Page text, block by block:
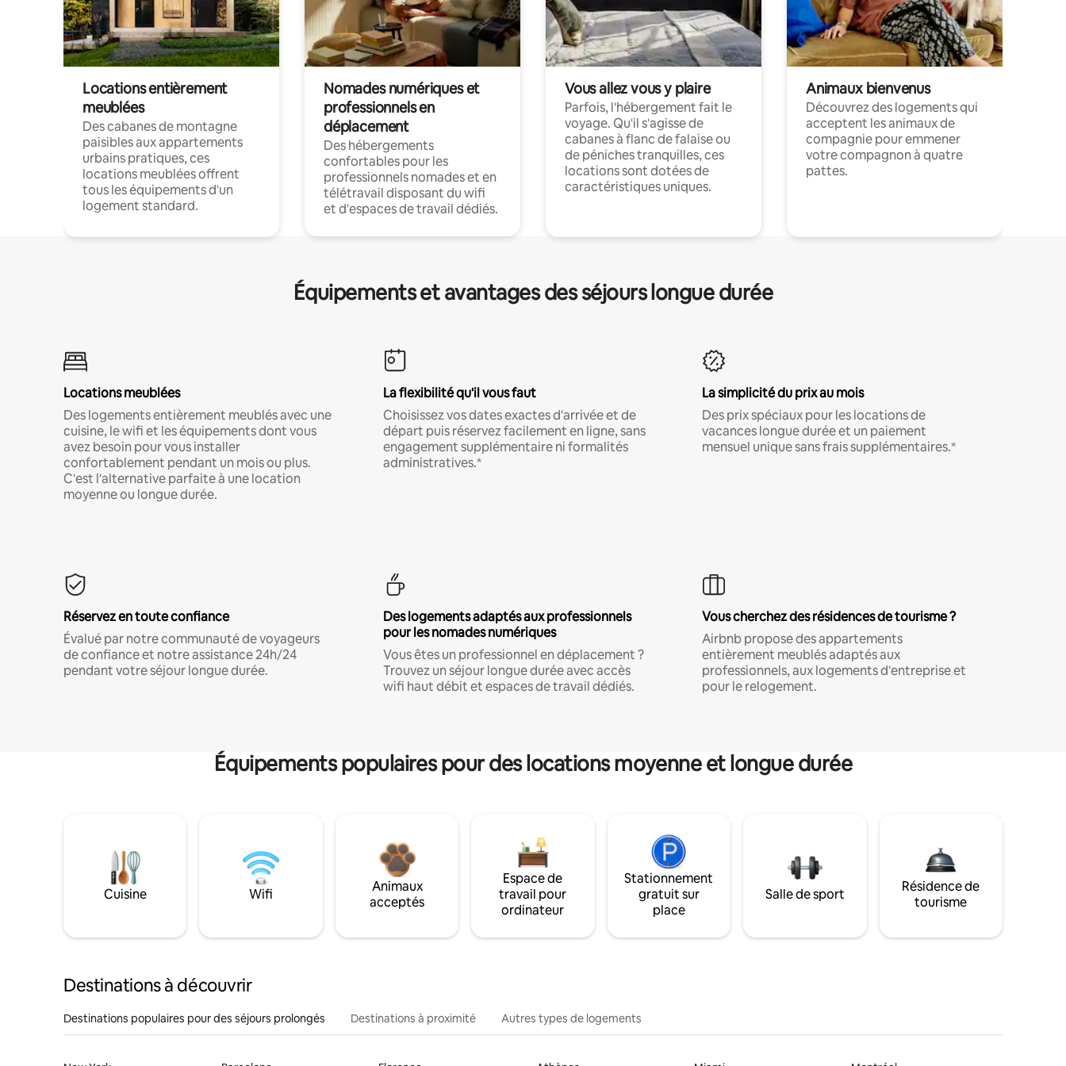
Locations entièrement
meublées
Des cabanes de montagne
paisibles aux appartements
urbains pratiques, ces
locations meublées offrent
tous les équipements d'un
logement standard.
Nomades numériques et
professionnels en
déplacement
Des hébergements
confortables pour les
professionnels nomades et en
télétravail disposant du wifi
et d'espaces de travail dédiés.
Vous allez vous y plaire
Parfois, l'hébergement fait le
voyage. Qu'il s'agisse de
cabanes à flanc de falaise ou
de péniches tranquilles, ces
locations sont dotées de
caractéristiques uniques.
Animaux bienvenus
Découvrez des logements qui
acceptent les animaux de
compagnie pour emmener
votre compagnon à quatre
pattes.
Équipements et avantages des séjours longue durée
Locations meublées
Des logements entièrement meublés avec une
cuisine, le wifi et les équipements dont vous
avez besoin pour vous installer
confortablement pendant un mois ou plus.
C'est l'alternative parfaite à une location
moyenne ou longue durée.
La flexibilité qu'il vous faut
Choisissez vos dates exactes d'arrivée et de
départ puis réservez facilement en ligne, sans
engagement supplémentaire ni formalités
administratives.*
La simplicité du prix au mois
Des prix spéciaux pour les locations de
vacances longue durée et un paiement
mensuel unique sans frais supplémentaires.*
Réservez en toute confiance
Évalué par notre communauté de voyageurs
de confiance et notre assistance 24h/24
pendant votre séjour longue durée.
Des logements adaptés aux professionnels
pour les nomades numériques
Vous êtes un professionnel en déplacement ?
Trouvez un séjour longue durée avec accès
wifi haut débit et espaces de travail dédiés.
Vous cherchez des résidences de tourisme ?
Airbnb propose des appartements
entièrement meublés adaptés aux
professionnels, aux logements d'entreprise et
pour le relogement.
Équipements populaires pour des locations moyenne et longue durée
Cuisine Wifi
Animaux
acceptés
Espace de
travail pour
ordinateur
Stationnement
gratuit sur
place
Salle de sport
Résidence de
tourisme
Destinations à découvrir
Destinations populaires pour des séjours prolongés Destinations à proximité Autres types de logements